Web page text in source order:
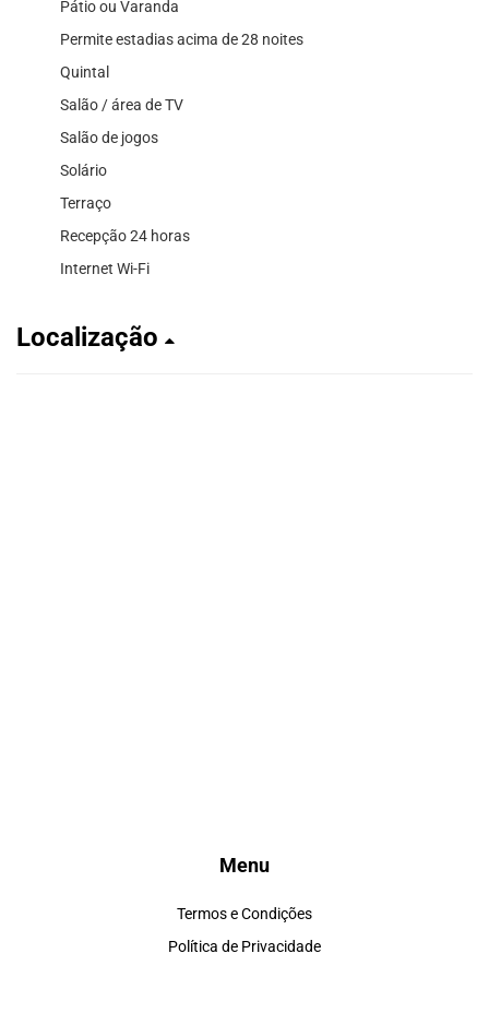
Pátio ou Varanda
Permite estadias acima de 28 noites
Quintal
Salão / área de TV
Salão de jogos
Solário
Terraço
Recepção 24 horas
Internet Wi-Fi
Localização
Menu
Termos e Condições
Política de Privacidade